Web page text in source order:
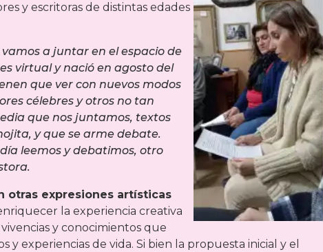
y escritoras de distintas edades
vamos a juntar en el espacio de
virtual y nació en agosto del
que ver con nuevos modos
célebres y otros no tan
que nos juntamos, textos
y que se arme debate.
leemos y debatimos, otro
otras expresiones artísticas
la experiencia creativa
y conocimientos que
y experiencias de vida. Si bien la propuesta inicial y el